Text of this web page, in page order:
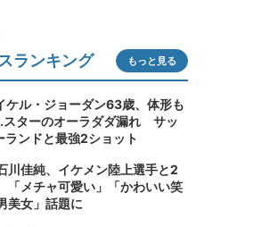
ランキング もっと見る
ケル・ジョーダン63歳、体形も
スターのオーラダダ漏れ サッ
ランドと最強2ショット
川佳純、イケメン陸上選手と2
メチャ可愛い」「かわいい笑
美女」話題に